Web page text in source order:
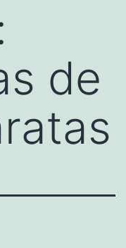
de